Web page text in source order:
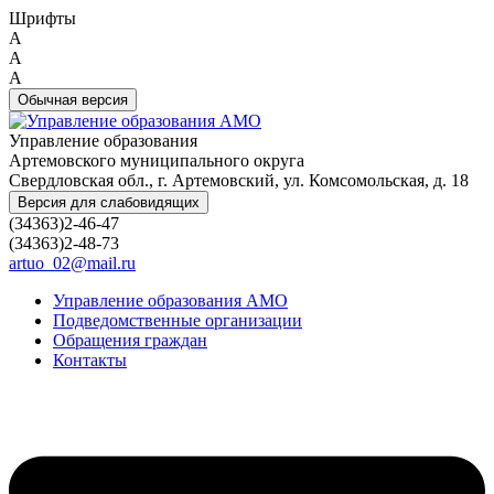
Шрифты
A
A
A
Обычная версия
Управление образования
Артемовского муниципального округа
Свердловская обл., г. Артемовский, ул. Комсомольская, д. 18
Версия для слабовидящих
(34363)2-46-47
(34363)2-48-73
artuo_02@mail.ru
Управление образования АМО
Подведомственные организации
Обращения граждан
Контакты